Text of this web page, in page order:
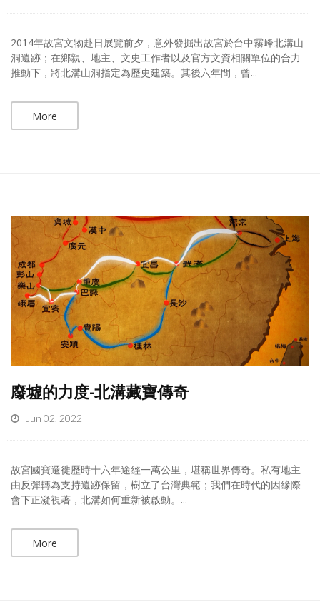
2014年故宮文物赴日展覽前夕，意外發掘出故宮於台中霧峰北溝山
洞遺跡；在鄉親、地主、文史工作者以及官方文資相關單位的合力
推動下，將北溝山洞指定為歷史建築。其後六年間，曾...
More
廢墟的力度-北溝藏寶傳奇
Jun 02, 2022
故宮國寶遷徙歷時十六年途經一萬公里，堪稱世界傳奇。私有地主
由反彈轉為支持遺跡保留，樹立了台灣典範；我們在時代的因緣際
會下正凝視著，北溝如何重新被啟動。...
More